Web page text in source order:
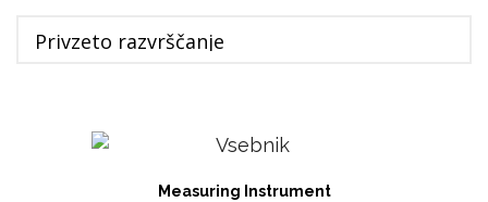
Measuring Instrument